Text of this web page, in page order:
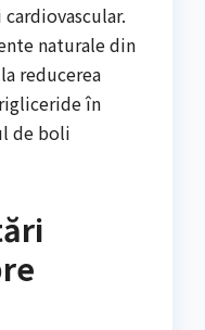
naturale din
reducerea
în
de boli